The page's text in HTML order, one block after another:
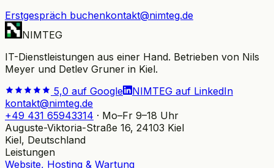
Erstgespräch buchenkontakt@nimteg.de
NIMTEG
IT-Dienstleistungen aus einer Hand. Betrieben von Nils
Meyer und Detlev Gruner in Kiel.
5,0 auf Google
NIMTEG auf LinkedIn
kontakt@nimteg.de
+49 431 65943314 · Mo–Fr 9–18 Uhr
Auguste-Viktoria-Straße 16, 24103 Kiel
Kiel, Deutschland
Leistungen
Website, Hosting & Wartung